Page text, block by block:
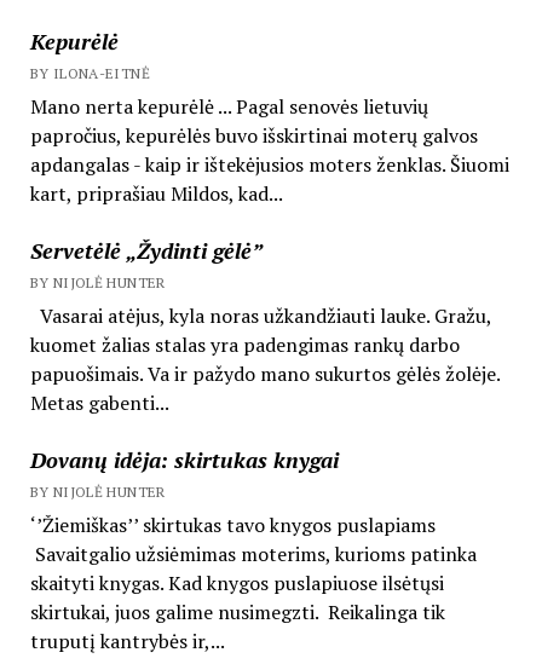
Kepurėlė
BY ILONA-EITNĖ
Mano nerta kepurėlė ... Pagal senovės lietuvių
papročius, kepurėlės buvo išskirtinai moterų galvos
apdangalas - kaip ir ištekėjusios moters ženklas. Šiuomi
kart, priprašiau Mildos, kad...
Servetėlė „Žydinti gėlė”
BY NIJOLĖ HUNTER
Vasarai atėjus, kyla noras užkandžiauti lauke. Gražu,
kuomet žalias stalas yra padengimas rankų darbo
papuošimais. Va ir pažydo mano sukurtos gėlės žolėje.
Metas gabenti...
Dovanų idėja: skirtukas knygai
BY NIJOLĖ HUNTER
‘’Žiemiškas’’ skirtukas tavo knygos puslapiams
Savaitgalio užsiėmimas moterims, kurioms patinka
skaityti knygas. Kad knygos puslapiuose ilsėtųsi
skirtukai, juos galime nusimegzti. Reikalinga tik
truputį kantrybės ir,...